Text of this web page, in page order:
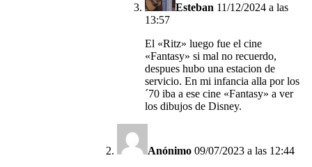
Esteban 11/12/2024 a las
13:57
El «Ritz» luego fue el cine
«Fantasy» si mal no recuerdo,
despues hubo una estacion de
servicio. En mi infancia alla por los
´70 iba a ese cine «Fantasy» a ver
los dibujos de Disney.
Anónimo 09/07/2023 a las 12:44